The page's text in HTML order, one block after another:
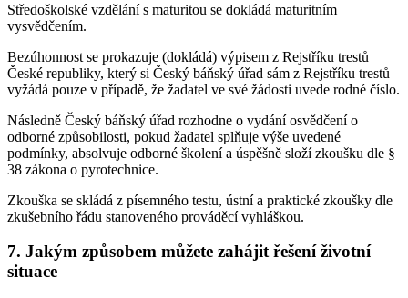
Středoškolské vzdělání s maturitou se dokládá maturitním
vysvědčením.
Bezúhonnost se prokazuje (dokládá) výpisem z Rejstříku trestů
České republiky, který si Český báňský úřad sám z Rejstříku trestů
vyžádá pouze v případě, že žadatel ve své žádosti uvede rodné číslo.
Následně Český báňský úřad rozhodne o vydání osvědčení o
odborné způsobilosti, pokud žadatel splňuje výše uvedené
podmínky, absolvuje odborné školení a úspěšně složí zkoušku dle §
38 zákona o pyrotechnice.
Zkouška se skládá z písemného testu, ústní a praktické zkoušky dle
zkušebního řádu stanoveného prováděcí vyhláškou.
7. Jakým způsobem můžete zahájit řešení životní
situace